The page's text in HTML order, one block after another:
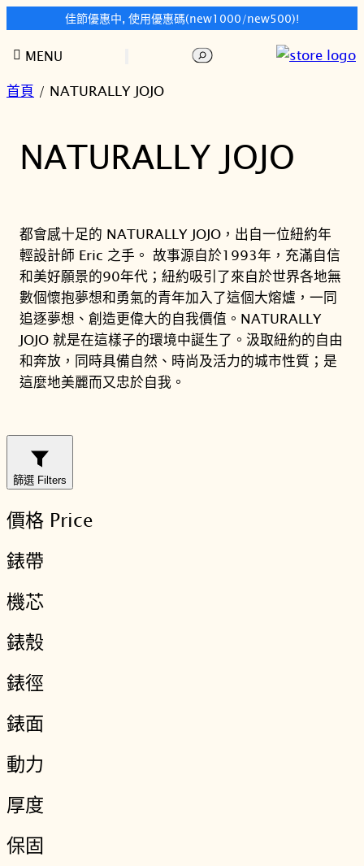
佳節優惠中, 使用優惠碼(new1000/new500)!
至
主
要
搜
MENU
首頁 / NATURALLY JOJO
NATURALLY JOJO
都會感十足的 NATURALLY JOJO，出自一位紐約年
輕設計師 Eric 之手。 故事源自於1993年，充滿自信
和美好願景的90年代；紐約吸引了來自於世界各地無
數個懷抱夢想和勇氣的青年加入了這個大熔爐，一同
追逐夢想、創造更偉大的自我價值。NATURALLY
JOJO 就是在這樣子的環境中誕生了。汲取紐約的自由
和奔放，同時具備自然、時尚及活力的城市性質；是
這麼地美麗而又忠於自我。
篩選 Filters
價格 Price
錶帶
機芯
錶殼
錶徑
錶面
動力
厚度
保固